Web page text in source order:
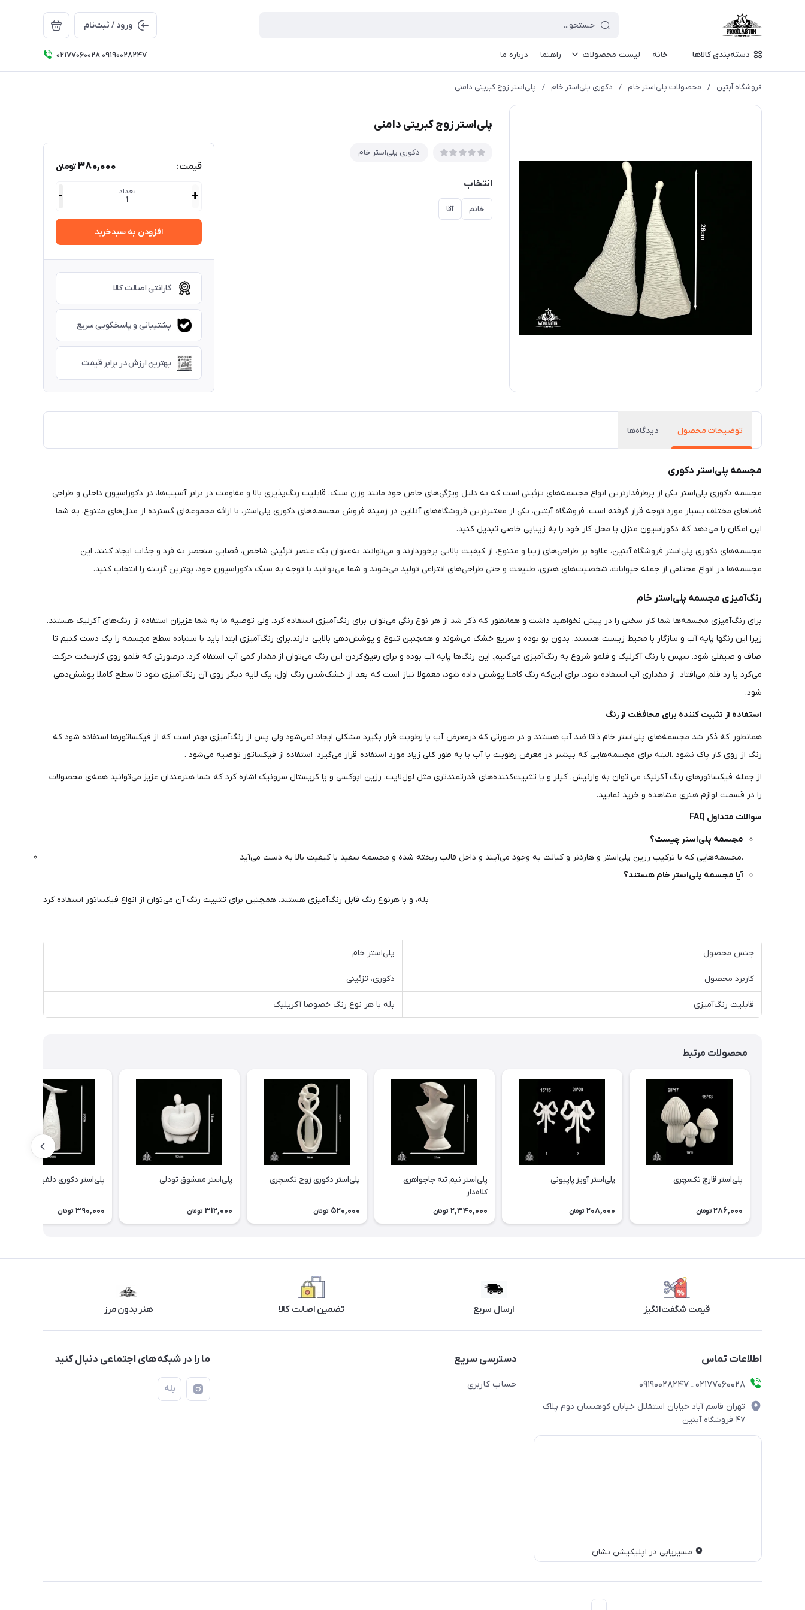
ورود / ثبت‌نام
دسته‌بندی کالاها خانه لیست محصولات راهنما درباره ما ۰۲۱۷۷۰۶۰۰۲۸ ۰۹۱۹۰۰۲۸۲۴۷
فروشگاه آبتین / محصولات پلی‌استر خام / دکوری پلی‌استر خام / پلی‌استر زوج کبریتی دامنی
پلی‌استر زوج کبریتی دامنی
دکوری پلی‌استر خام
انتخاب
خانم آقا
قیمت: 380,000تومان
+ تعداد
1
-
افزودن به سبدخرید
گارانتی اصالت کالا
پشتیبانی و پاسخگویی سریع
بهترین ارزش در برابر قیمت
توضیحات محصول دیدگاه‌ها
مجسمه پلی‌استر دکوری
مجسمه دکوری پلی‌استر یکی از پرطرفدارترین انواع مجسمه‌های تزئینی است که به دلیل ویژگی‌های خاص خود مانند وزن سبک، قابلیت رنگ‌پذیری بالا و مقاومت در برابر آسیب‌ها، در دکوراسیون داخلی و طراحی
فضاهای مختلف بسیار مورد توجه قرار گرفته است. فروشگاه آبتین، یکی از معتبرترین فروشگاه‌های آنلاین در زمینه فروش مجسمه‌های دکوری پلی‌استر، با ارائه مجموعه‌ای گسترده از مدل‌های متنوع، به شما
این امکان را می‌دهد که دکوراسیون منزل یا محل کار خود را به زیبایی خاصی تبدیل کنید.
مجسمه‌های دکوری پلی‌استر فروشگاه آبتین، علاوه بر طراحی‌های زیبا و متنوع، از کیفیت بالایی برخوردارند و می‌توانند به‌عنوان یک عنصر تزئینی شاخص، فضایی منحصر به فرد و جذاب ایجاد کنند. این
مجسمه‌ها در انواع مختلفی از جمله حیوانات، شخصیت‌های هنری، طبیعت و حتی طراحی‌های انتزاعی تولید می‌شوند و شما می‌توانید با توجه به سبک دکوراسیون خود، بهترین گزینه را انتخاب کنید.
رنگ‌آمیزی مجسمه پلی‌استر خام
برای رنگ‌آمیزی مجسمه‌ها شما کار سختی را در پیش نخواهید داشت و همانطور که ذکر شد از هر نوع رنگی می‌توان برای رنگ‌آمیزی استفاده کرد. ولی توصیه ما به شما عزیزان استفاده از رنگ‌های آکرلیک هستند.
زیرا این رنگ‎ها پایه آب و سازگار با محیط ‌زیست هستند. بدون بو بوده و سریع خشک می‌شوند و همچنین تنوع و پوشش‌دهی بالایی دارند.برای رنگ‌آمیزی ابتدا باید با سنباده سطح مجسمه را یک دست کنیم تا
صاف و صیقلی شود. سپس با رنگ آکرلیک و قلمو شروع به رنگ‌آمیزی می‌کنیم. این رنگ‌ها پایه آب بوده و برای رقیق‌کردن این رنگ می‌توان از.مقدار کمی آب استفاه کرد. درصورتی که قلمو روی کارسخت حرکت
می‌کرد یا رد قلم می‌افتاد، از مقداری آب استفاده شود. برای این‌که رنگ کاملا پوشش داده شود، معمولا نیاز است که بعد از خشک‌شدن رنگ اول، یک لایه دیگر روی آن رنگ‌آمیزی شود تا سطح کاملا پوشش‌دهی
شود.
استفاده از تثبیت کننده برای محافظت از رنگ
همانطور که ذکر شد مجسمه‌های پلی‌استر خام ذاتا ضد آب هستند و در صورتی که درمعرض آب یا رطوبت قرار بگیرد مشکلی ایجاد نمی‌شود ولی پس از رنگ‌آمیزی بهتر است که از فیکساتورها استفاده شود که
رنگ از روی کار پاک نشود .البته برای مجسمه‌هایی که بیشتر در معرض رطوبت یا آب یا به طور کلی زیاد مورد استفاده قرار می‌گیرد، استفاده از فیکساتور توصیه می‌شود .
از جمله فیکساتورهای رنگ آکرلیک می توان به وارنیش، کیلر و یا تثبیت‌کننده‌های قدرتمندتری مثل لول‌لایت، رزین اپوکسی و یا کریستال سرونیک اشاره کرد که شما هنرمندان عزیز می‌توانید همه‌ی محصولات
را در قسمت لوازم هنری مشاهده و خرید نمایید.
سوالات متداول FAQ
مجسمه پلی‌استر چیست؟
مجسمه‌هایی که با ترکیب رزین پلی‌استر و هاردنر و کبالت به وجود می‌آیند و داخل قالب ریخته شده و مجسمه سفید با کیفیت بالا به دست می‌آید.
آیا مجسمه پلی‌استر خام هستند؟
بله، و با هرنوع رنگ قابل رنگ‌آمیزی هستند. همچنین برای تثبیت رنگ آن می‌توان از انواع فیکساتور استفاده کرد
جنس محصول پلی‌استر خام
کاربرد محصول دکوری، تزئینی
قابلیت رنگ‌آمیزی بله با هر نوع رنگ خصوصا آکریلیک
محصولات مرتبط
پلی‌استر قارچ تکسچری
286,000 تومان
پلی‌استر آویز پاپیونی
208,000 تومان
پلی‌استر نیم تنه جاجواهری
کلاه‌دار
2,340,000 تومان
پلی‌استر دکوری زوج تکسچری
520,000 تومان
پلی‌استر معشوق تودلی
312,000 تومان
پلی‌استر دکوری دلفینی
390,000 تومان
قیمت شگفت‌انگیز ارسال سریع تضمین اصالت کالا هنر بدون مرز
اطلاعات تماس
۰۲۱۷۷۰۶۰۰۲۸ ـ ۰۹۱۹۰۰۲۸۲۴۷
تهران قاسم آباد خیابان استقلال خیابان کوهستان دوم پلاک
۴۷ فروشگاه آبتین
مسیریابی در اپلیکیشن نشان
دسترسی سریع
حساب کاربری
ما را در شبکه‌های اجتماعی دنبال کنید
بله